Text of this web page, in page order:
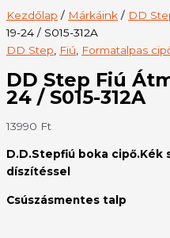
Kezdőlap / Márkáink / DD
19-24 / S015-312A
DD Step
Fiú Formatalpas
DD Step Fiú
24 / S015-312A
13990 Ft
D.D.Stepfiú boka cipő.Kék
díszítéssel
Csúszásmentes talp